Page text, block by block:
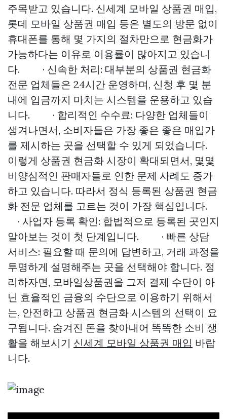
주목받고 있습니다. 신세계 모바일 상품권 매입,
롯데 모바일 상품권 매입 등은 별도의 방문 없이
휴대폰를 통해 몇 가지의 절차만으로 현금화가
가능하다는 이유로 이용률이 많아지고 있습니
다. · 신속한 처리: 대부분의 상품권 현금화
전문 업체들은 24시간 운영하며, 신청 후 몇 분
내에 입금까지 마치는 시스템을 운용하고 있습
니다. · 합리적인 수수료: 다양한 업체들이
생겨나면서, 소비자들은 가장 좋은 좋은 매입가
를 제시하는 곳을 선택할 수 있게 되었습니다.
이렇게 상품권 현금화 시장이 확대되면서, 몇몇
비양심적인 판매자들로 인한 문제 사례도 증가
하고 있습니다. 따라서 정식 등록된 상품권 현금
화 전문 업체를 고르는 것이 가장 핵심입니다.
· 사업자 등록 확인: 합법적으로 등록된 곳인지
알아보는 것이 첫 단계입니다. · 빠른 상담
서비스: 필요할 때 문의에 답변하고, 거래 과정을
투명하게 설명해주는 곳을 선택해야 합니다. 정
리하자면, 모바일상품권을 그저 결제 수단이 아
닌 효율적인 금융의 수단으로 이용하기 위해서
는, 안전하고 상품권 현금화 시스템의 선택이 요
구됩니다. 숨겨진 돈을 찾아내어 똑똑한 소비 생
활을 해보시기 신세계 모바일 상품권 매입 바랍
니다.